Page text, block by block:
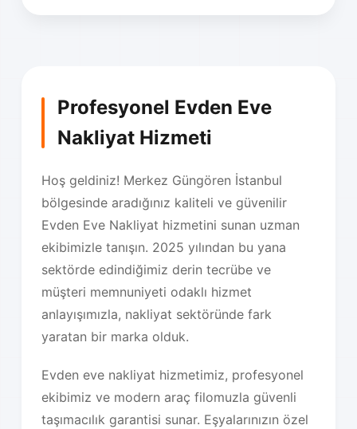
Profesyonel Evden Eve
Nakliyat Hizmeti
Hoş geldiniz! Merkez Güngören İstanbul
bölgesinde aradığınız kaliteli ve güvenilir
Evden Eve Nakliyat hizmetini sunan uzman
ekibimizle tanışın. 2025 yılından bu yana
sektörde edindiğimiz derin tecrübe ve
müşteri memnuniyeti odaklı hizmet
anlayışımızla, nakliyat sektöründe fark
yaratan bir marka olduk.
Evden eve nakliyat hizmetimiz, profesyonel
ekibimiz ve modern araç filomuzla güvenli
taşımacılık garantisi sunar. Eşyalarınızın özel